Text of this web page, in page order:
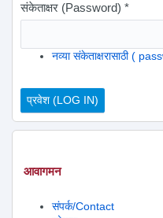
संकेताक्षर (Password) *
नव्या संकेताक्षरासाठी (
आवागमन
संपर्क/Contact